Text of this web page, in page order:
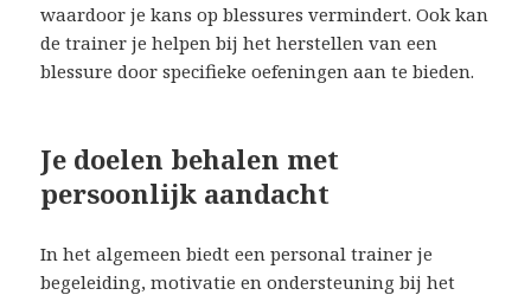
waardoor je kans op blessures vermindert. Ook kan
de trainer je helpen bij het herstellen van een
blessure door specifieke oefeningen aan te bieden.
Je doelen behalen met
persoonlijk aandacht
In het algemeen biedt een personal trainer je
begeleiding, motivatie en ondersteuning bij het